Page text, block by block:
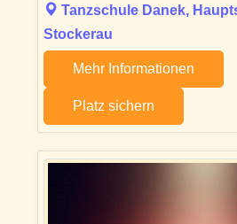
Tanzschule Danek,
Stockerau
Mehr Informationen
Platz sichern